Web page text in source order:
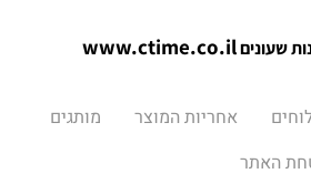
שעוניםwww.ctime.co.il
אחריות המוצר
מותגים
האתר